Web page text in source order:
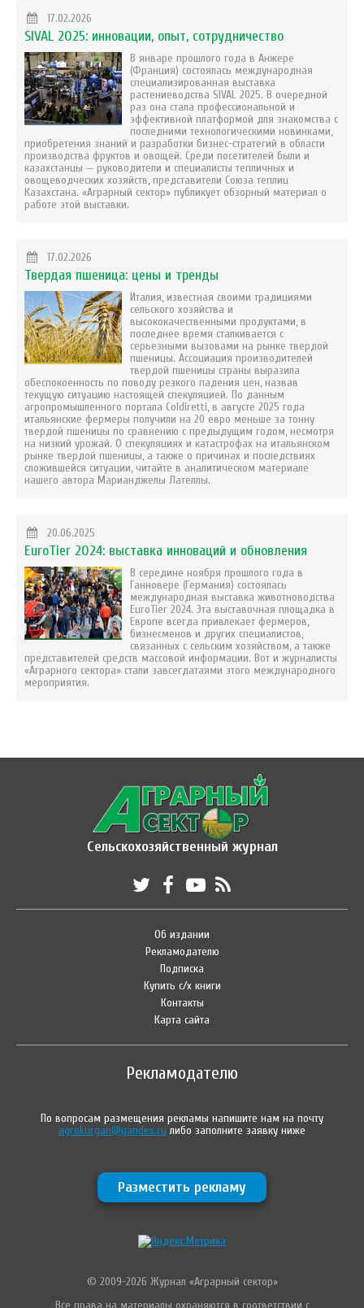
17.02.2026
SIVAL 2025: инновации, опыт, сотрудничество
В январе прошлого года в Анжере
(Франция) состоялась международная
специализированная выставка
растениеводства SIVAL 2025. В очередной
раз она стала профессиональной и
эффективной платформой для знакомства с
последними технологическими новинками,
приобретения знаний и разработки бизнес-стратегий в области
производства фруктов и овощей. Среди посетителей были и
казахстанцы — руководители и специалисты тепличных и
овощеводческих хозяйств, представители Союза теплиц
Казахстана. «Аграрный сектор» публикует обзорный материал о
работе этой выставки.
17.02.2026
Твердая пшеница: цены и тренды
Италия, известная своими традициями
сельского хозяйства и
высококачественными продуктами, в
последнее время сталкивается с
серьезными вызовами на рынке твердой
пшеницы. Ассоциация производителей
твердой пшеницы страны выразила
обеспокоенность по поводу резкого падения цен, назвав
текущую ситуацию настоящей спекуляцией. По данным
агропромышленного портала Coldiretti, в августе 2025 года
итальянские фермеры получили на 20 евро меньше за тонну
твердой пшеницы по сравнению с предыдущим годом, несмотря
на низкий урожай. О спекуляциях и катастрофах на итальянском
рынке твердой пшеницы, а также о причинах и последствиях
сложившейся ситуации, читайте в аналитическом материале
нашего автора Марианджелы Лателлы.
20.06.2025
EuroTier 2024: выставка инноваций и обновления
В середине ноября прошлого года в
Ганновере (Германия) состоялась
международная выставка животноводства
EuroTier 2024. Эта выставочная площадка в
Европе всегда привлекает фермеров,
бизнесменов и других специалистов,
связанных с сельским хозяйством, а также
представителей средств массовой информации. Вот и журналисты
«Аграрного сектора» стали завсегдатаями этого международного
мероприятия.
Сельскохозяйственный журнал
Об издании
Рекламодателю
Подписка
Купить с/х книги
Контакты
Карта сайта
Рекламодателю
По вопросам размещения рекламы напишите нам на почту
agrokurgan@yandex.ru либо заполните заявку ниже
Разместить рекламу
© 2009-2026 Журнал «Аграрный сектор»
Все права на материалы охраняются в соответствии с